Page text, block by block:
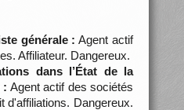
générale : Agent actif
Affiliateur. Dangereux.
dans l’État de la
: Agent actif des sociétés
d'affiliations. Dangereux.